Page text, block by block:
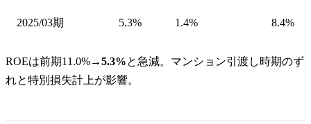
2025/03期 5.3% 1.4% 8.4%
ROEは前期11.0%→5.3%と急減。マンション引渡し時期のず
れと特別損失計上が影響。